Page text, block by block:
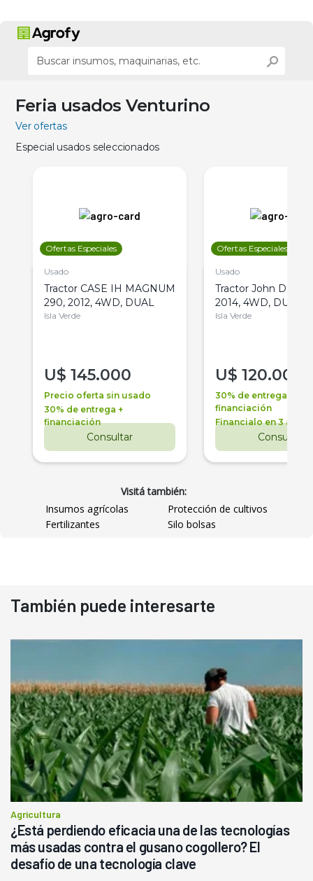
Feria usados Venturino
Ver ofertas
Especial usados seleccionados
Ofertas Especiales
Usado
Tractor CASE IH MAGNUM
290, 2012, 4WD, DUAL
Isla Verde
U$ 145.000
Precio oferta sin usado
30% de entrega +
financiación
Consultar
Ofertas Especiales
Usado
Tractor John Deere
2014, 4WD, DUAL
Isla Verde
U$ 120.000
30% de entrega +
financiación
Financialo en 3 años
Consultar
Visitá también:
Insumos agrícolas
Protección de cultivos
Fertilizantes
Silo bolsas
También puede interesarte
Agricultura
¿Está perdiendo eficacia una de las tecnologías
más usadas contra el gusano cogollero? El
desafío de una tecnología clave